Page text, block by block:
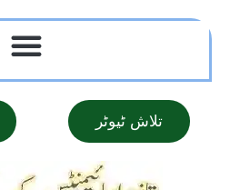
تلاش ٹیوٹر